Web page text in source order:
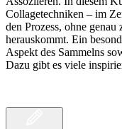
Collagetechniken – im
den Prozess, ohne
herauskommt. Ein
Aspekt des Sammelns
Dazu gibt es viele